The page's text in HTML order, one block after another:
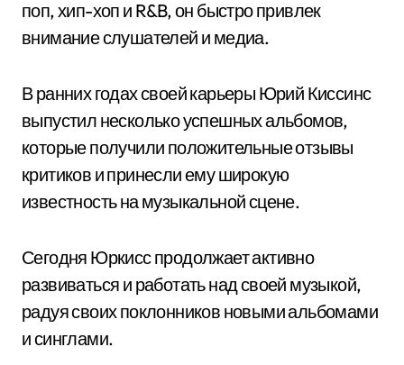
поп, хип-хоп и R&B, он быстро привлек
внимание слушателей и медиа.
В ранних годах своей карьеры Юрий Киссинс
выпустил несколько успешных альбомов,
которые получили положительные отзывы
критиков и принесли ему широкую
известность на музыкальной сцене.
Сегодня Юркисс продолжает активно
развиваться и работать над своей музыкой,
радуя своих поклонников новыми альбомами
и синглами.